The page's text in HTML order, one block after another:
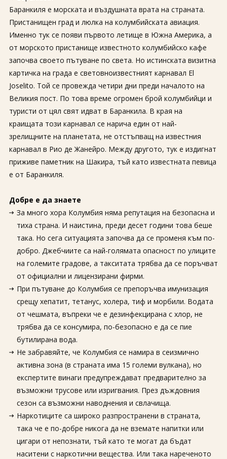
Баранкиля е морската и въздушната врата на страната.
Пристанищен град и люлка на колумбийската авиация.
Именно тук се появи първото летище в Южна Америка, а
от морското пристанище известното колумбийско кафе
започва своето пътуване по света. Но истинската визитна
картичка на града е световноизвестният карнавал El
Joselito. Той се провежда четири дни преди началото на
Великия пост. По това време огромен брой колумбийци и
туристи от цял ​​​​свят идват в Баранкила. В края на
краищата този карнавал се нарича един от най-
зрелищните на планетата, не отстъпващ на известния
карнавал в Рио де Жанейро. Между другото, тук е издигнат
приживе паметник на Шакира, тъй като известната певица
е от Баранкиля.
Добре е да знаете
За много хора Колумбия няма репутация на безопасна и
тиха страна. И наистина, преди десет години това беше
така. Но сега ситуацията започва да се променя към по-
добро. Джебчиите са най-голямата опасност по улиците
на големите градове, а такситата трябва да се поръчват
от официални и лицензирани фирми.
При пътуване до Колумбия се препоръчва имунизация
срещу хепатит, тетанус, холера, тиф и морбили. Водата
от чешмата, въпреки че е дезинфекцирана с хлор, не
трябва да се консумира, по-безопасно е да се пие
бутилирана вода.
Не забравяйте, че Колумбия се намира в сеизмично
активна зона (в страната има 15 големи вулкана), но
експертите винаги предупреждават предварително за
възможни трусове или изригвания. През дъждовния
сезон са възможни наводнения и свлачища.
Наркотиците са широко разпространени в страната,
така че е по-добре никога да не вземате напитки или
цигари от непознати, тъй като те могат да бъдат
наситени с наркотични вещества. Или така нареченото